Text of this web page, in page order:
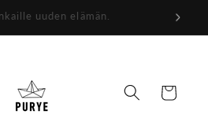
uuden elämän.
Ostoskori